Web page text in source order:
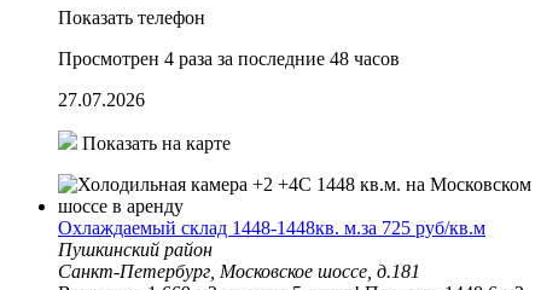
Показать телефон
Просмотрен 4 раза за последние 48 часов
27.07.2026
Показать на карте
Охлаждаемый склад 1448-1448кв. м.за 725 руб/кв.м
Пушкинский район
Санкт-Петербург, Московское шоссе, д.181